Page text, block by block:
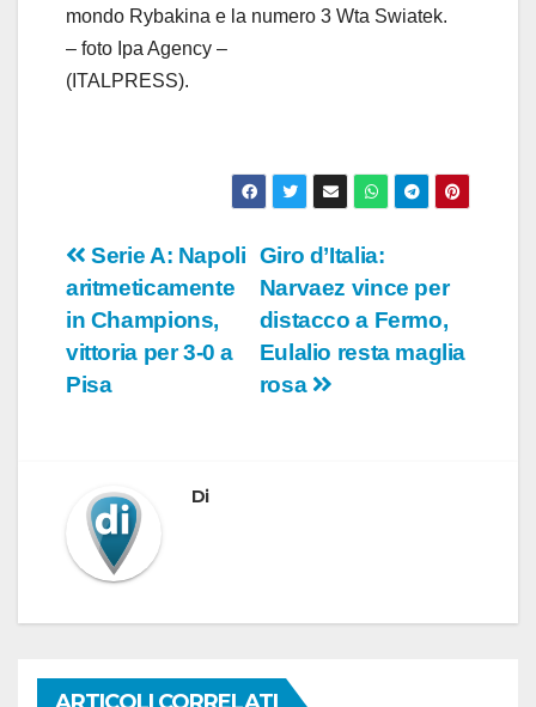
mondo Rybakina e la numero 3 Wta Swiatek.
– foto Ipa Agency –
(ITALPRESS).
Navigazione
articoli
Giro d’Italia:
Narvaez vince per
distacco a Fermo,
Eulalio resta maglia
rosa
Serie A: Napoli
aritmeticamente
in Champions,
vittoria per 3-0 a
Pisa
Di